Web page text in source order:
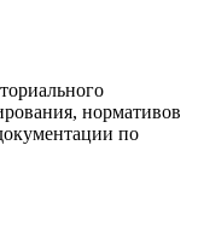
нормативов
по